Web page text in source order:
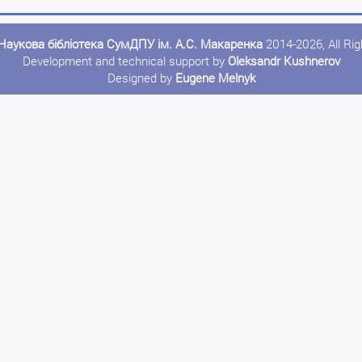
бібліотека СумДПУ ім. А.С. Макаренка 2014-2026, All
Development and technical support by Oleksandr Kushnerov
Designed by Eugene Melnyk